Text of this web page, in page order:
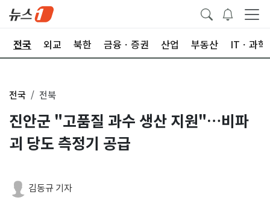
전국 외교 북한 금융ㆍ증권 산업 부동산 ITㆍ과학
전국 전북
진안군 "고품질 과수 생산 지원"…비파
괴 당도 측정기 공급
김동규 기자